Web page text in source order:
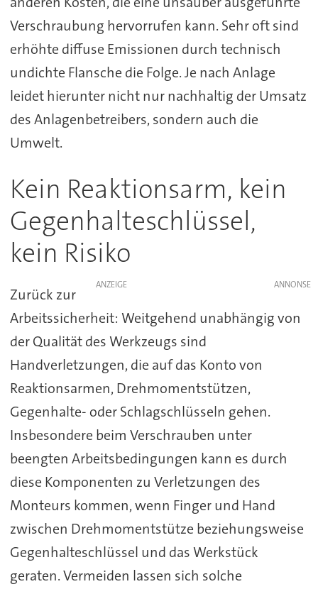
Verschraubung hervorrufen kann. Sehr oft sind
erhöhte diffuse Emissionen durch technisch
undichte Flansche die Folge. Je nach Anlage
leidet hierunter nicht nur nachhaltig der Umsatz
des Anlagenbetreibers, sondern auch die
Umwelt.
Kein Reaktionsarm, kein
Gegenhalteschlüssel,
kein Risiko
ANZEIGE
Zurück zur
Arbeitssicherheit: Weitgehend unabhängig von
der Qualität des Werkzeugs sind
Handverletzungen, die auf das Konto von
Reaktionsarmen, Drehmomentstützen,
Gegenhalte- oder Schlagschlüsseln gehen.
Insbesondere beim Verschrauben unter
beengten Arbeitsbedingungen kann es durch
diese Komponenten zu Verletzungen des
Monteurs kommen, wenn Finger und Hand
zwischen Drehmomentstütze beziehungsweise
Gegenhalteschlüssel und das Werkstück
geraten. Vermeiden lassen sich solche